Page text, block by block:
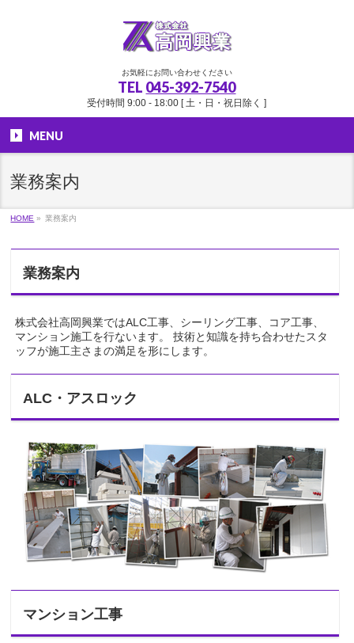
お気軽にお問い合わせください
TEL 045-392-7540
受付時間 9:00 - 18:00 [ 土・日・祝日除く ]
MENU
業務案内
HOME » 業務案内
業務案内
株式会社高岡興業ではALC工事、シーリング工事、コア工事、
マンション施工を行ないます。 技術と知識を持ち合わせたスタ
ッフが施工主さまの満足を形にします。
ALC・アスロック
マンション工事